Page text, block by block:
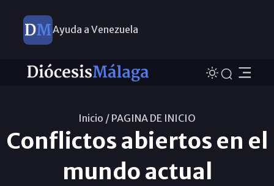
Ayuda a Venezuela
Inicio / PAGINA DE INICIO
Conflictos abiertos en el
mundo actual